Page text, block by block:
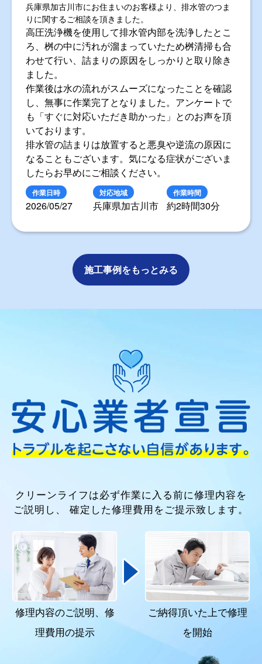
兵庫県加古川市にお住まいのお客様より、排水管のつま
りに関するご相談を頂きました。
高圧洗浄機を使用して排水管内部を洗浄したとこ
ろ、桝の中に汚れが溜まっていたため桝清掃も合
わせて行い、詰まりの原因をしっかりと取り除き
ました。
作業後は水の流れがスムーズになったことを確認
し、無事に作業完了となりました。アンケートで
も「すぐに対応いただき助かった」とのお声を頂
いております。
排水管の詰まりは放置すると悪臭や逆流の原因に
なることもございます。気になる症状がございま
したらお早めにご相談ください。
作業日時
2026/05/27
対応地域
兵庫県加古川市
作業時間
約2時間30分
施工事例をもっとみる
クリーンライフは必ず作業に入る前に修理内容を
ご説明し、
確定した修理費用をご提示致します。
修理内容のご説明、 修
理費用の提示
ご納得頂いた上で修理
を開始